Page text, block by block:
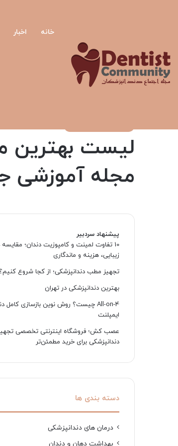
خانه اخبار
لیست بهترین
مجله آموزشی
پیشنهاد سردبیر
10 تفاوت لمینت و کامپوزیت دندان؛ مقایسه
زیبایی، هزینه و ماندگاری
تجهیز مطب دندانپزشکی؛ از کجا شروع کنیم؟
بهترین دندانپزشکی در تهران
ایمپلنت
عصب کش؛ فروشگاه اینترنتی تخصصی
دندانپزشکی برای خرید مطمئن‌تر
دسته بندی ها
درمان های دندانپزشکی
بهداشت دهان و دندان